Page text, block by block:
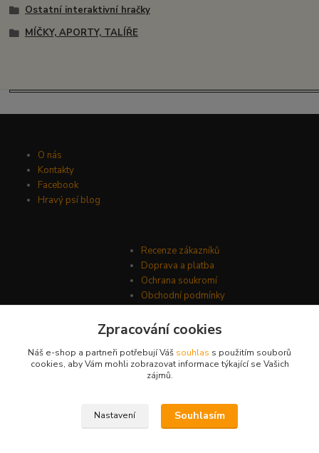
Ostatní interaktivní hračky
MÍČKY, APORTY, TALÍŘE
O nás
Kontakty
Facebook
Hravý psí blog
Recenze zákazníků
Doprava a platba
Ochrana soukromí
Obchodní podmínky
Zpracování cookies
Náš e-shop a partneři potřebují Váš souhlas s použitím souborů
cookies, aby Vám mohli zobrazovat informace týkající se Vašich
zájmů.
Nastavení Souhlasím